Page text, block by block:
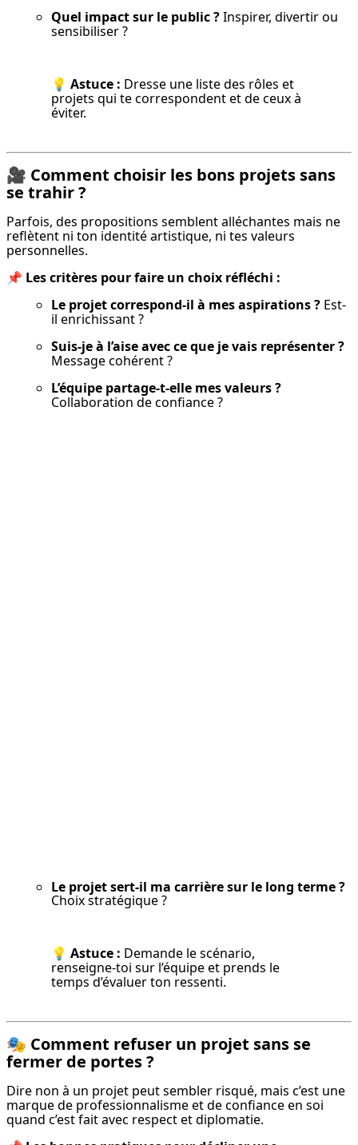
Quel impact sur le public ? Inspirer, divertir ou
sensibiliser ?
💡 Astuce : Dresse une liste des rôles et
projets qui te correspondent et de ceux à
éviter.
🎥 Comment choisir les bons projets sans
se trahir ?
Parfois, des propositions semblent alléchantes mais ne
reflètent ni ton identité artistique, ni tes valeurs
personnelles.
📌 Les critères pour faire un choix réfléchi :
Le projet correspond-il à mes aspirations ? Est-
il enrichissant ?
Suis-je à l’aise avec ce que je vais représenter ?
Message cohérent ?
L’équipe partage-t-elle mes valeurs ?
Collaboration de confiance ?
Le projet sert-il ma carrière sur le long terme ?
Choix stratégique ?
💡 Astuce : Demande le scénario,
renseigne-toi sur l’équipe et prends le
temps d’évaluer ton ressenti.
🎭 Comment refuser un projet sans se
fermer de portes ?
Dire non à un projet peut sembler risqué, mais c’est une
marque de professionnalisme et de confiance en soi
quand c’est fait avec respect et diplomatie.